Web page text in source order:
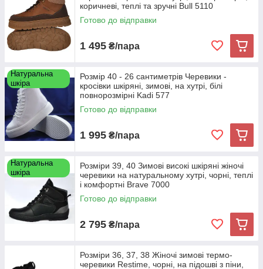
коричневі, теплі та зручні Bull 5110
Готово до відправки
1 495 ₴/пара
Натуральна
шкіра
Розмір 40 - 26 сантиметрів Черевики -
кросівки шкіряні, зимові, на хутрі, білі
повнорозмірні Kadi 577
Готово до відправки
1 995 ₴/пара
Натуральна
шкіра
Розміри 39, 40 Зимові високі шкіряні жіночі
черевики на натуральному хутрі, чорні, теплі
і комфортні Brave 7000
Готово до відправки
2 795 ₴/пара
Розміри 36, 37, 38 Жіночі зимові термо-
черевики Restime, чорні, на підошві з піни,